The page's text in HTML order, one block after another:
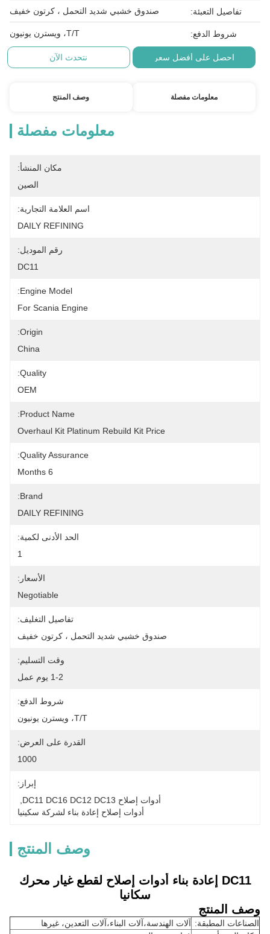
تفاصيل التعبئة: صندوق خشبي شديد التحمل ، كرتون خفيف
شروط الدفع: T/T، ويسترن يونيون
احصل على أفضل سعر نتحدث الآن
معلومات مفصلة وصف المنتج
معلومات مفصلة
مكان المنشأ:
الصين
اسم العلامة التجارية:
DAILY REFINING
رقم الموديل:
DC11
Engine Model:
For Scania Engine
Origin:
China
Quality:
OEM
Product Name:
Overhaul Kit Platinum Rebuild Kit Price
Quality Assurance:
6 Months
Brand:
DAILY REFINING
الحد الأدنى لكمية:
1
الأسعار:
Negotiable
تفاصيل التغليف:
صندوق خشبي شديد التحمل ، كرتون خفيف
وقت التسليم:
1-2 يوم عمل
شروط الدفع:
T/T، ويسترن يونيون
القدرة على العرض:
1000
إبراز:
أدوات إصلاح DC11 DC16 DC12 DC13
أدوات إصلاح إعادة بناء لشركة سكينيا
وصف المنتج
DC11 إعادة بناء أدوات إصلاح لقطع غيار محرك
سكانيا
وصف المنتج
الصناعات المطبقة: آلات الهندسة،آلات البناء،آلات التعدين، غيرها